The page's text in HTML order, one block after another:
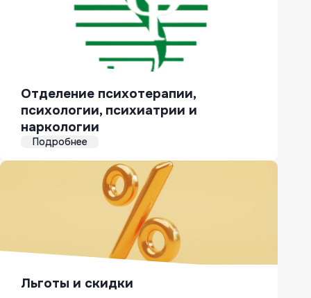
Отделение психотерапии,
психологии, психиатрии и
наркологии
Подробнее
Льготы и скидки